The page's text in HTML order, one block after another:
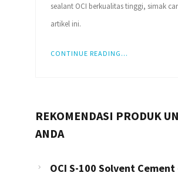
sealant OCI berkualitas tinggi, simak
artikel ini.
CONTINUE READING...
REKOMENDASI PRODUK
ANDA
OCI S-100 Solvent Cement